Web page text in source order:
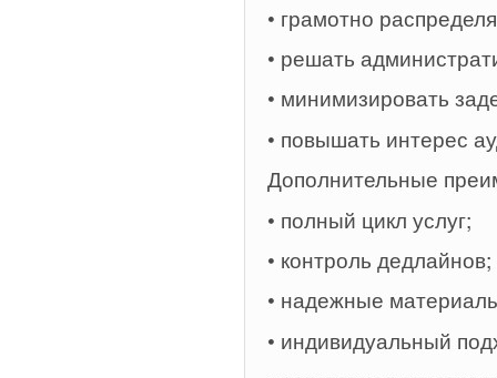
• грамотно
• решать
• минимизировать
• повышать интерес
Дополнительные
• полный цикл услуг;
• контроль дедлайнов;
• надежные
• индивидуальный